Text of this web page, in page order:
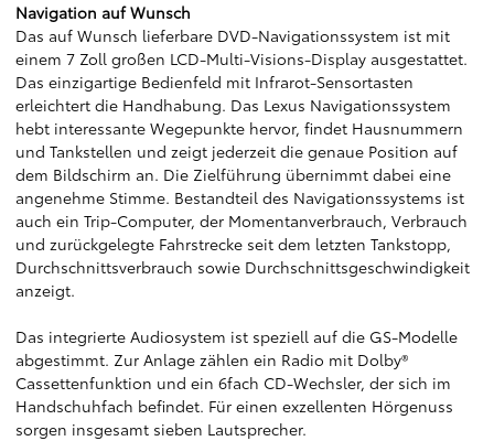
Navigation auf Wunsch
Das auf Wunsch lieferbare DVD-Navigationssystem ist mit
einem 7 Zoll großen LCD-Multi-Visions-Display ausgestattet.
Das einzigartige Bedienfeld mit Infrarot-Sensortasten
erleichtert die Handhabung. Das Lexus Navigationssystem
hebt interessante Wegepunkte hervor, findet Hausnummern
und Tankstellen und zeigt jederzeit die genaue Position auf
dem Bildschirm an. Die Zielführung übernimmt dabei eine
angenehme Stimme. Bestandteil des Navigationssystems ist
auch ein Trip-Computer, der Momentanverbrauch, Verbrauch
und zurückgelegte Fahrstrecke seit dem letzten Tankstopp,
Durchschnittsverbrauch sowie Durchschnittsgeschwindigkeit
anzeigt.
Das integrierte Audiosystem ist speziell auf die GS-Modelle
abgestimmt. Zur Anlage zählen ein Radio mit Dolby®
Cassettenfunktion und ein 6fach CD-Wechsler, der sich im
Handschuhfach befindet. Für einen exzellenten Hörgenuss
sorgen insgesamt sieben Lautsprecher.